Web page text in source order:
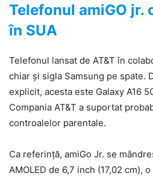
Telefonul amiGO jr.
în SUA
Telefonul lansat de AT&T în
chiar și sigla Samsung pe spate.
explicit, acesta este Galaxy A16
Compania AT&T a suportat
controalelor parentale.
Ca referință, amiGo Jr. se
AMOLED de 6,7 inch (17,02 cm),